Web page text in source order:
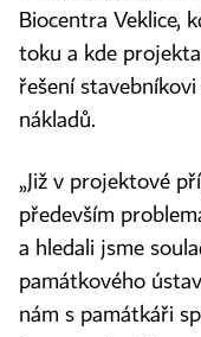
Biocentra Veklice,
toku a kde
řešení
nákladů.
„Již v projektové
především
a hledali jsme
památkového
nám s památkáři